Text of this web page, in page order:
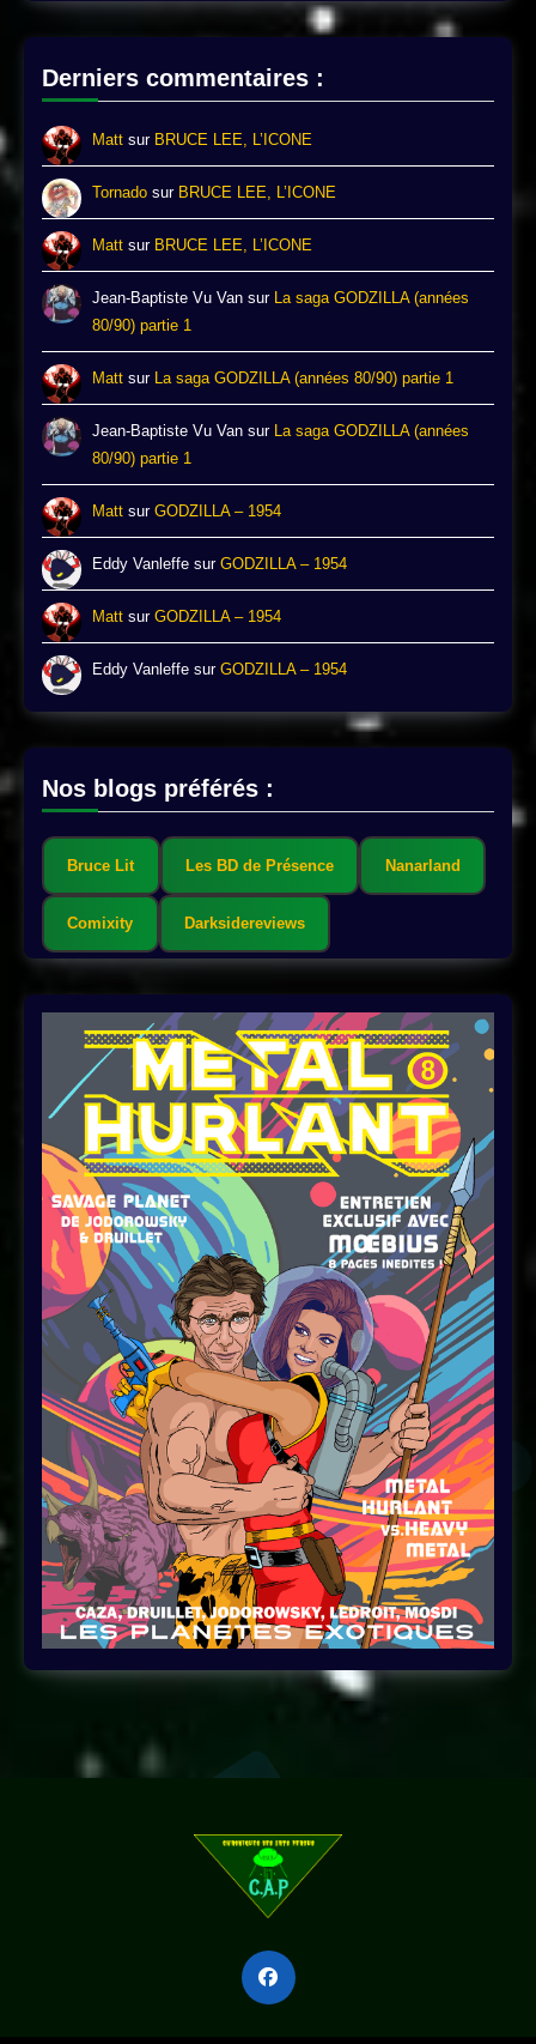
Derniers commentaires :
Matt sur BRUCE LEE, L’ICONE
Tornado sur BRUCE LEE, L’ICONE
Matt sur BRUCE LEE, L’ICONE
Jean-Baptiste Vu Van sur La saga GODZILLA (années
80/90) partie 1
Matt sur La saga GODZILLA (années 80/90) partie 1
Jean-Baptiste Vu Van sur La saga GODZILLA (années
80/90) partie 1
Matt surGODZILLA – 1954
Eddy Vanleffe surGODZILLA – 1954
Matt surGODZILLA – 1954
Eddy Vanleffe surGODZILLA – 1954
Nos blogs préférés :
Bruce Lit Les BD de Présence Nanarland
Comixity Darksidereviews